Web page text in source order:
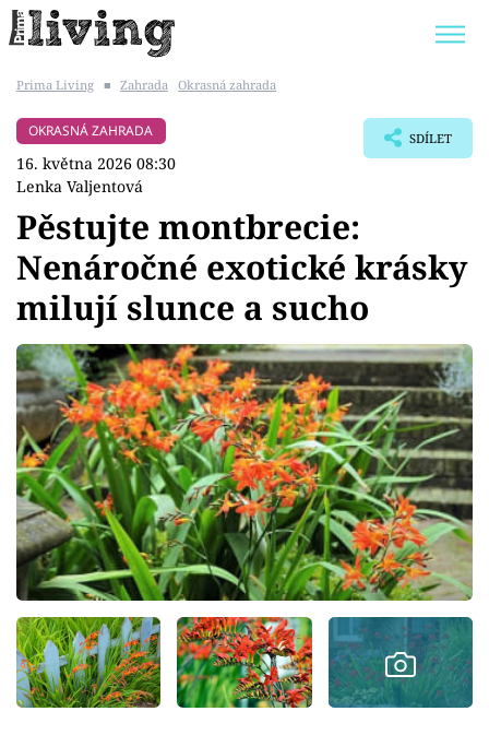
BYDLENÍ SLAVNÝCH
Témata
Bydlení
Zahrada
Design
Sledujte prima+
Přihlášení
Sledujte nás
Prima Living ■ Zahrada Okrasná zahrada
OKRASNÁ ZAHRADA
16. května 2026 08:30
Lenka Valjentová
SDÍLET
Pěstujte montbrecie:
Nenáročné exotické krásky
milují slunce a sucho